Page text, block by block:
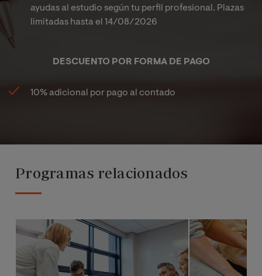
ayudas al estudio según tu perfil profesional. Plazas
limitadas hasta el 14/08/2026
DESCUENTO POR FORMA DE PAGO
10% adicional por pago al contado
Programas relacionados